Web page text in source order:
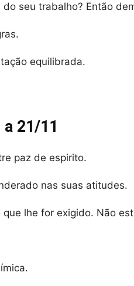
do seu trabalho? Então
equilibrada.
21/11
paz de espirito.
nas suas atitudes.
que lhe for exigido. Não